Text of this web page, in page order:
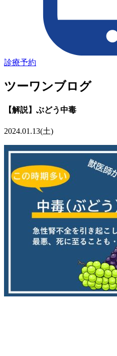
診療予約
ツーワンブログ
【解説】ぶどう中毒
2024.01.13(土)